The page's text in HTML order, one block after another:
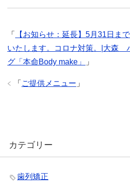
「
【お知らせ：延長】5月31日ま
いたします。コロナ対策。|大森
グ「本命Body make」
」
「 ご提供メニュー 」
カテゴリー
歯列矯正